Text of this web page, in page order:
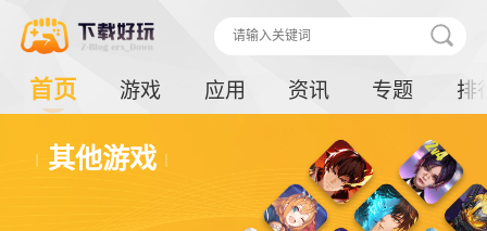
首页 游戏 应用 资讯 专题 排
其他游戏